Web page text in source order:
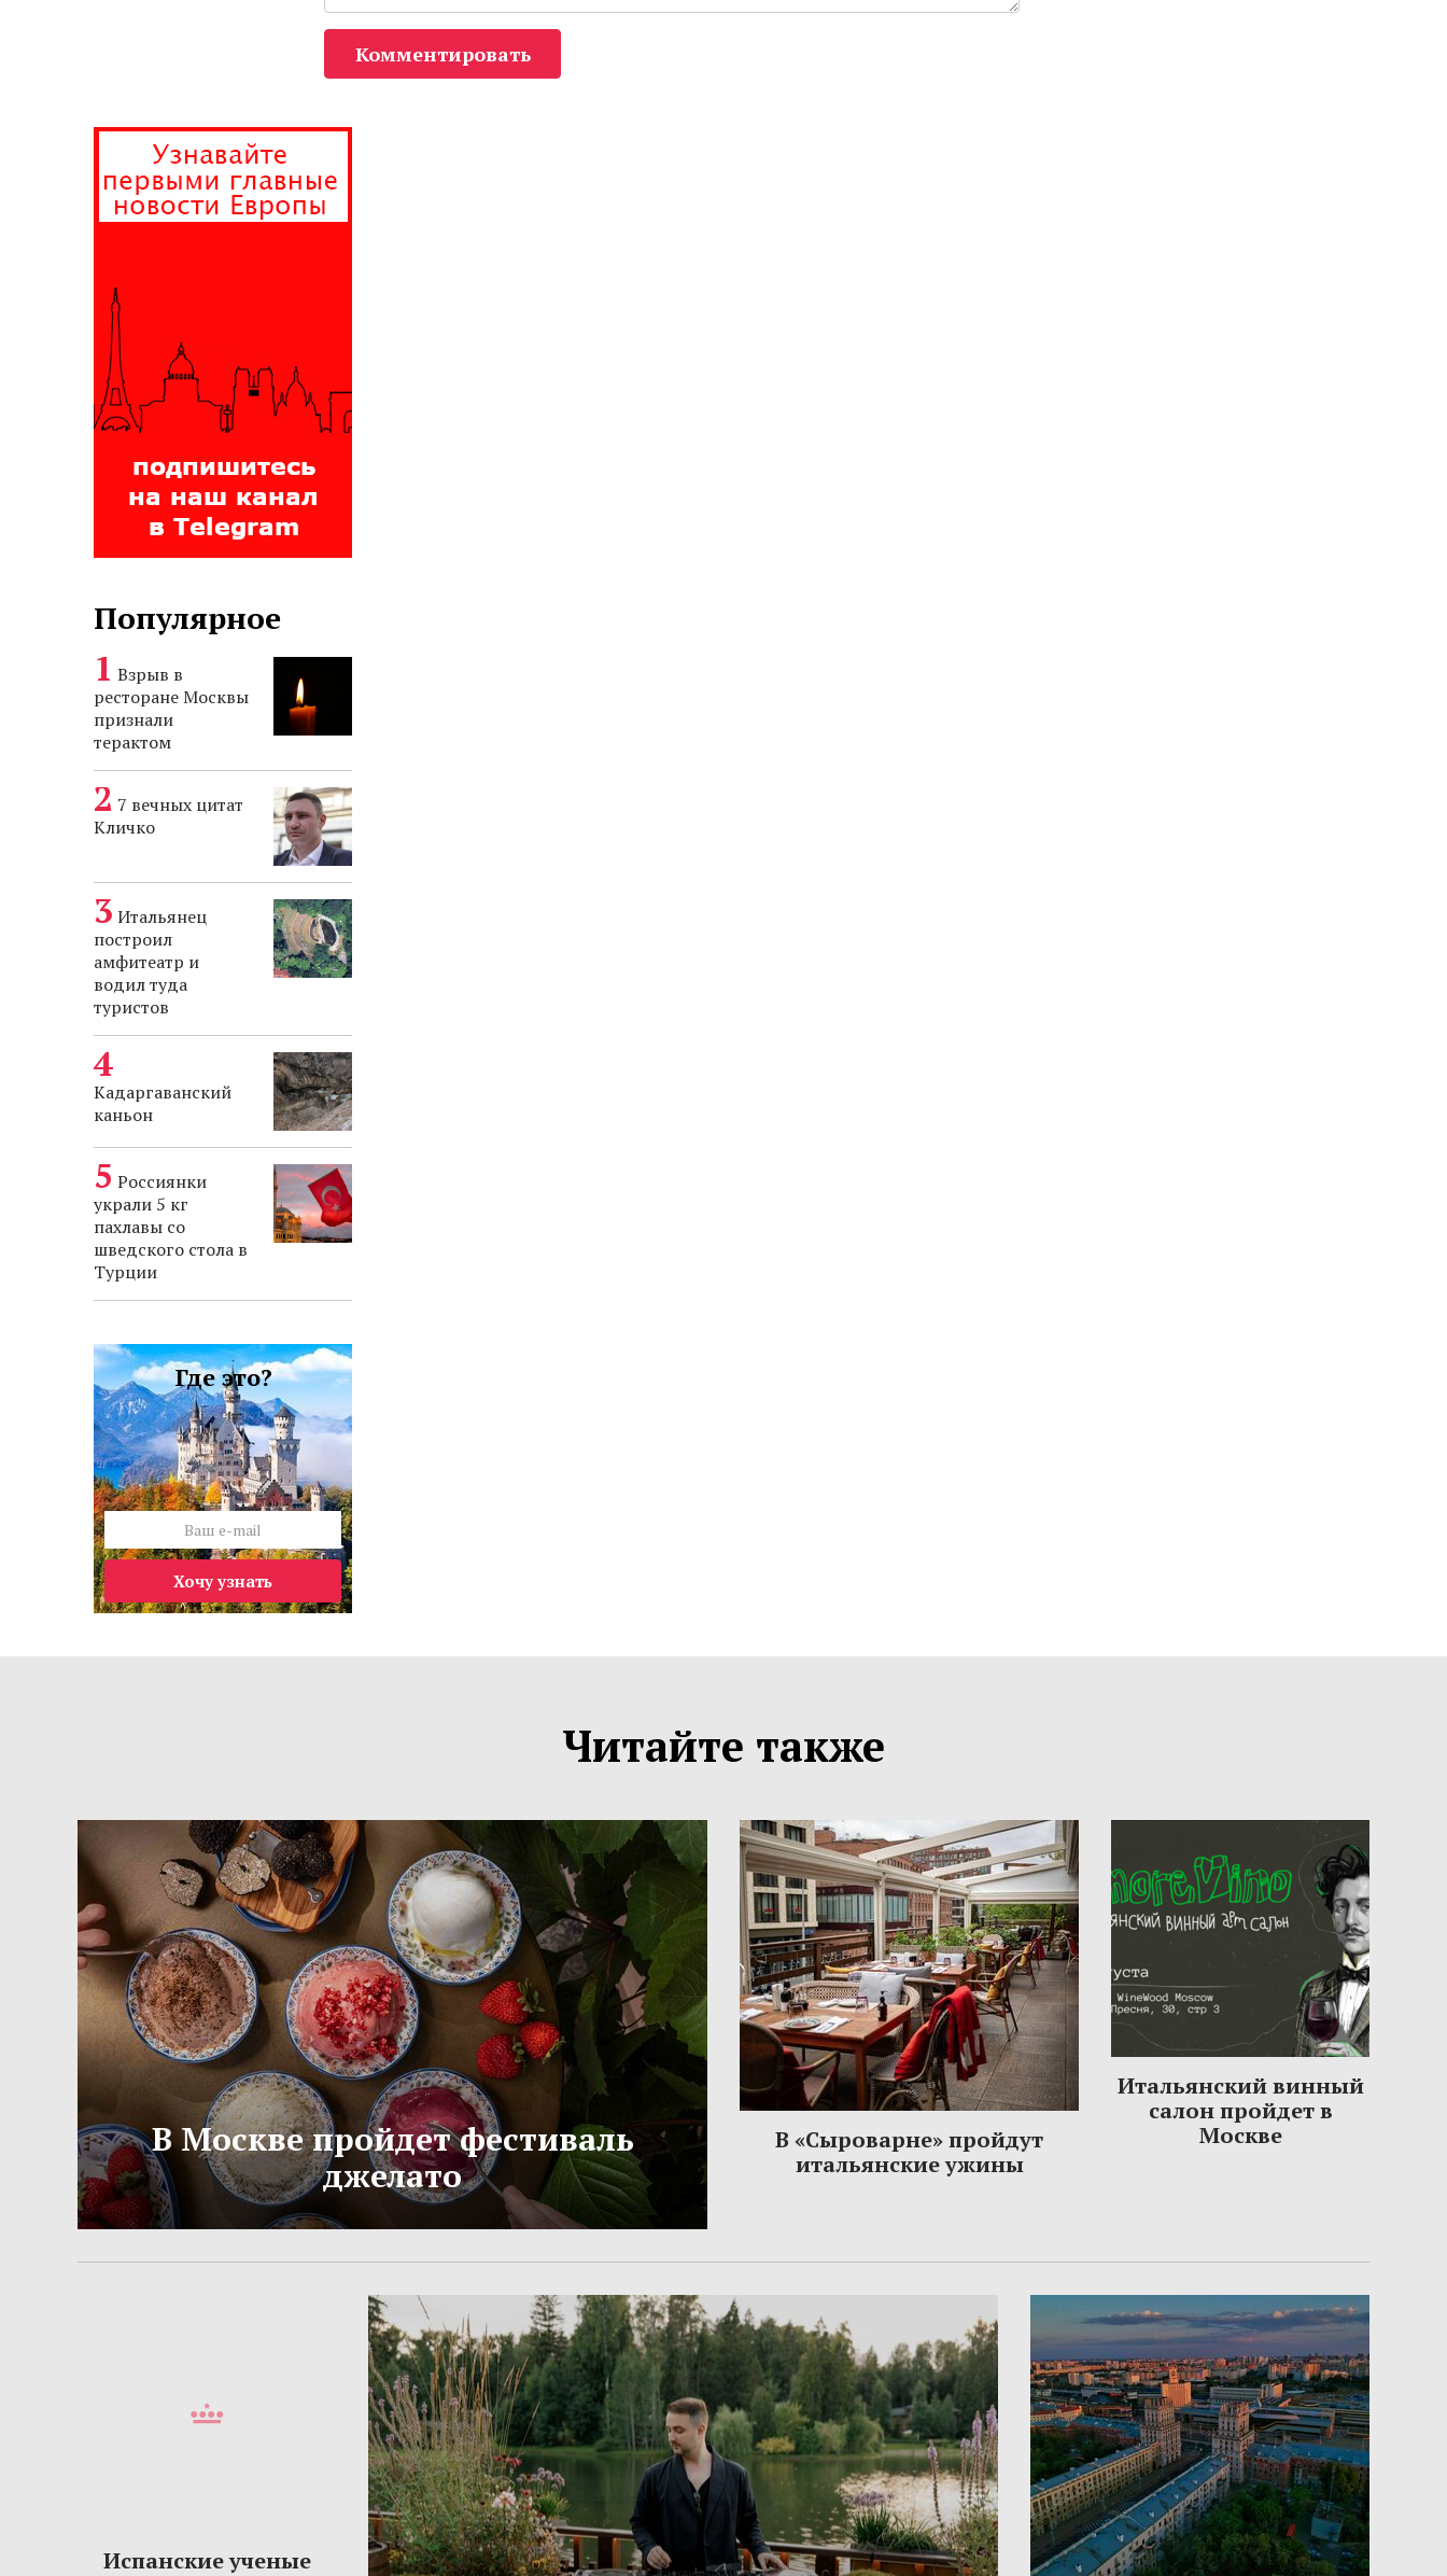
Комментировать
Популярное
Взрыв в
ресторане Москвы
признали
терактом
7 вечных цитат
Кличко
Итальянец
построил
амфитеатр и
водил туда
туристов
Кадаргаванский
каньон
Россиянки
украли 5 кг
пахлавы со
шведского стола в
Турции
Где это?
Хочу узнать
Читайте также
В Москве пройдет фестиваль
джелато
В «Сыроварне» пройдут
итальянские ужины
Итальянский винный
салон пройдет в
Москве
Испанские ученые